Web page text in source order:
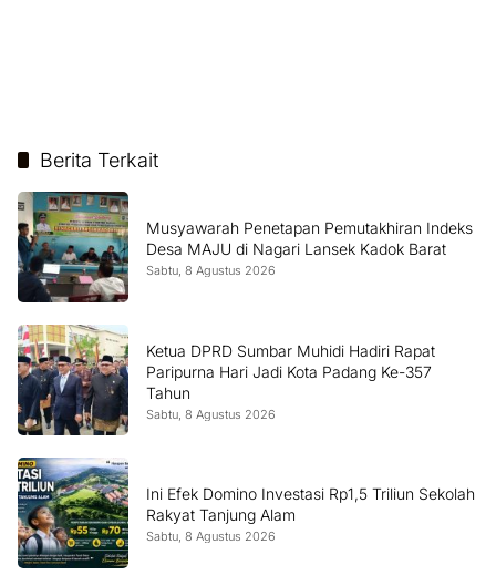
Berita Terkait
Musyawarah Penetapan Pemutakhiran Indeks
Desa MAJU di Nagari Lansek Kadok Barat
Sabtu, 8 Agustus 2026
Ketua DPRD Sumbar Muhidi Hadiri Rapat
Paripurna Hari Jadi Kota Padang Ke-357
Tahun
Sabtu, 8 Agustus 2026
Ini Efek Domino Investasi Rp1,5 Triliun Sekolah
Rakyat Tanjung Alam
Sabtu, 8 Agustus 2026